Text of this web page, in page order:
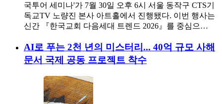
국투어 세미나'가 7월 30일 오후 6시 서울 동작구 CTS기
독교TV 노량진 본사 아트홀에서 진행됐다. 이번 행사는
신간 『한국교회 다음세대 트렌드 2026』를 중심으…
AI로 푸는 2천 년의 미스터리... 40억 규모 사해
문서 국제 공동 프로젝트 착수